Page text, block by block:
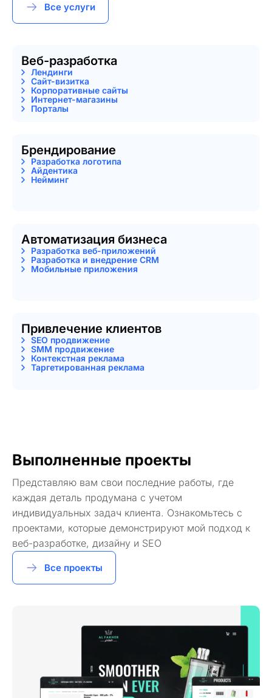
Все услуги
Веб-разработка
Лендинги
Сайт-визитка
Корпоративные сайты
Интернет-магазины
Порталы
Брендирование
Разработка логотипа
Айдентика
Нейминг
Автоматизация бизнеса
Разработка веб-приложений
Разработка и внедрение CRM
Мобильные приложения
Привлечение клиентов
SEO продвижение
SMM продвижение
Контекстная реклама
Таргетированная реклама
Выполненные проекты
Представляю вам свои последние работы, где
каждая деталь продумана с учетом
индивидуальных задач клиента. Ознакомьтесь с
проектами, которые демонстрируют мой подход к
веб-разработке, дизайну и SEO
Все проекты